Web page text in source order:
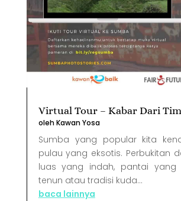
Virtual Tour – Kabar Dari
olehKawan Yosa
Sumba yang popular kita
pulau yang eksotis. Perbukitan
luas yang indah, pantai yang
tenun atau tradisi kuda...
baca lainnya